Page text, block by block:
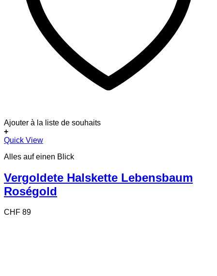
Ajouter à la liste de souhaits
+
Quick View
Alles auf einen Blick
Vergoldete Halskette Lebensbaum
Roségold
CHF 89